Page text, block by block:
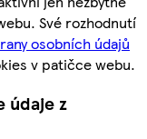
Své rozhodnutí
osobních údajů
v patičce webu.
údaje z